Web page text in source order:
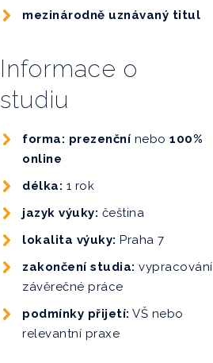
mezinárodně uznávaný titul
Informace o
studiu
forma: prezenční nebo 100%
online
délka: 1 rok
jazyk výuky: čeština
lokalita výuky: Praha 7
zakončení studia: vypracování
závěrečné práce
podmínky přijetí: VŠ nebo
relevantní praxe